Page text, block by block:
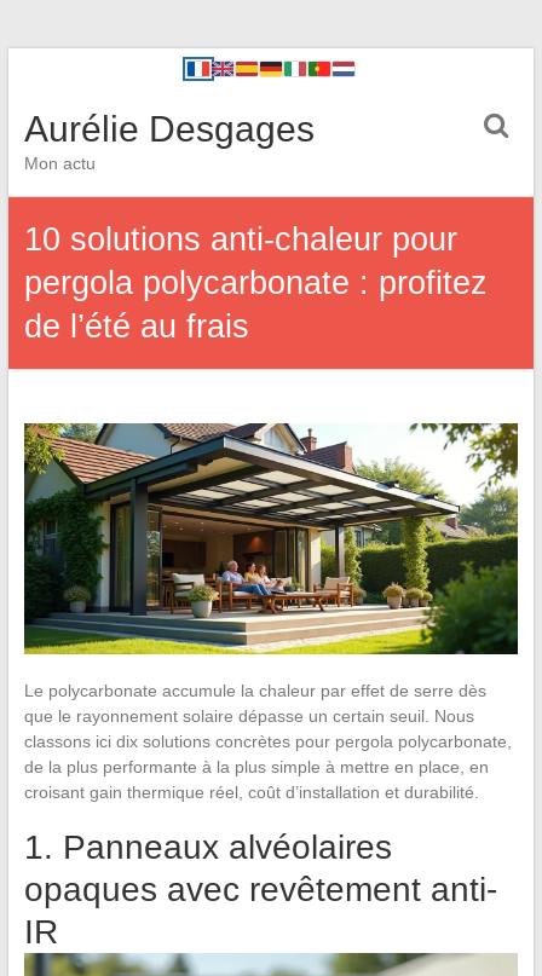
Aurélie Desgages
Mon actu
10 solutions anti-chaleur pour
pergola polycarbonate : profitez
de l’été au frais
Le polycarbonate accumule la chaleur par effet de serre dès
que le rayonnement solaire dépasse un certain seuil. Nous
classons ici dix solutions concrètes pour pergola polycarbonate,
de la plus performante à la plus simple à mettre en place, en
croisant gain thermique réel, coût d’installation et durabilité.
1. Panneaux alvéolaires
opaques avec revêtement anti-
IR